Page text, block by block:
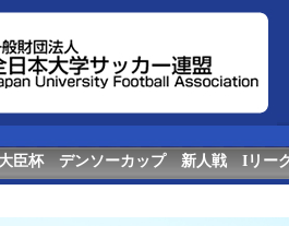
臣杯 デンソーカップ 新人戦 Iリー